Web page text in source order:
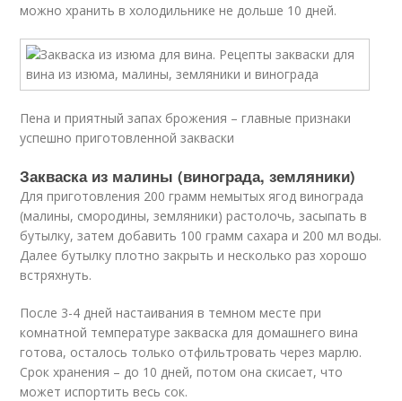
можно хранить в холодильнике не дольше 10 дней.
Пена и приятный запах брожения – главные признаки
успешно приготовленной закваски
Закваска из малины (винограда, земляники)
Для приготовления 200 грамм немытых ягод винограда
(малины, смородины, земляники) растолочь, засыпать в
бутылку, затем добавить 100 грамм сахара и 200 мл воды.
Далее бутылку плотно закрыть и несколько раз хорошо
встряхнуть.
После 3-4 дней настаивания в темном месте при
комнатной температуре закваска для домашнего вина
готова, осталось только отфильтровать через марлю.
Срок хранения – до 10 дней, потом она скисает, что
может испортить весь сок.